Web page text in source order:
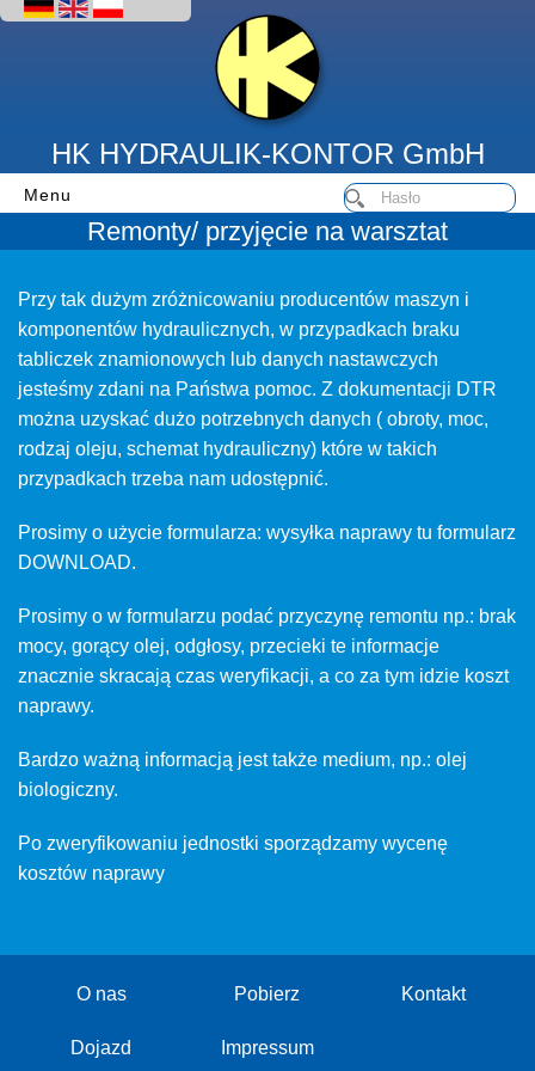
HK HYDRAULIK-KONTOR GmbH
Menu
Remonty/ przyjęcie na warsztat
Przy tak dużym zróżnicowaniu producentów maszyn i
komponentów hydraulicznych, w przypadkach braku
tabliczek znamionowych lub danych nastawczych
jesteśmy zdani na Państwa pomoc. Z dokumentacji DTR
można uzyskać dużo potrzebnych danych ( obroty, moc,
rodzaj oleju, schemat hydrauliczny) które w takich
przypadkach trzeba nam udostępnić.
Prosimy o użycie formularza: wysyłka naprawy tu formularz
DOWNLOAD.
Prosimy o w formularzu podać przyczynę remontu np.: brak
mocy, gorący olej, odgłosy, przecieki te informacje
znacznie skracają czas weryfikacji, a co za tym idzie koszt
naprawy.
Bardzo ważną informacją jest także medium, np.: olej
biologiczny.
Po zweryfikowaniu jednostki sporządzamy wycenę
kosztów naprawy
O nas Pobierz Kontakt
Dojazd Impressum